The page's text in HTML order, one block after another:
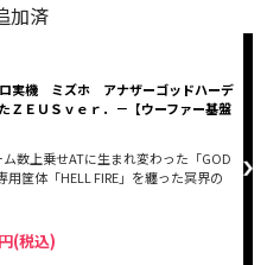
加済
ロ実機 ミズホ アナザーゴッドハーデ
ＺＥＵＳｖｅｒ．－【ウーファー基盤
数上乗せATに生まれ変わった「GOD
用筐体「HELL FIRE」を纏った冥界の
(税込)